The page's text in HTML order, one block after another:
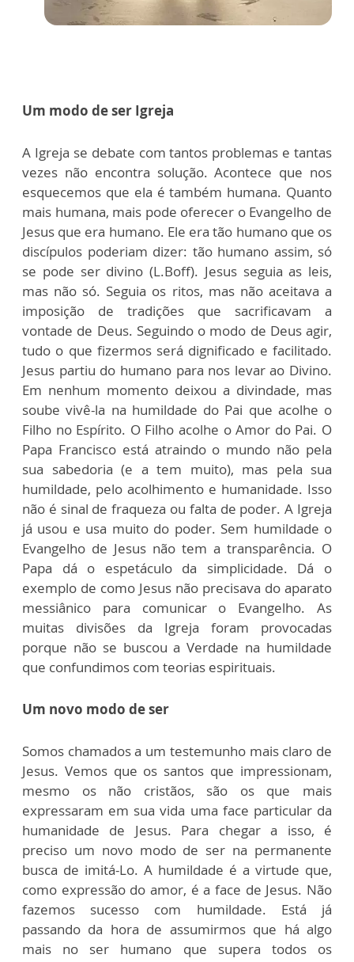
Um modo de ser Igreja
A Igreja se debate com tantos problemas e tantas
vezes não encontra solução. Acontece que nos
esquecemos que ela é também humana. Quanto
mais humana, mais pode oferecer o Evangelho de
Jesus que era humano. Ele era tão humano que os
discípulos poderiam dizer: tão humano assim, só
se pode ser divino (L.Boff). Jesus seguia as leis,
mas não só. Seguia os ritos, mas não aceitava a
imposição de tradições que sacrificavam a
vontade de Deus. Seguindo o modo de Deus agir,
tudo o que fizermos será dignificado e facilitado.
Jesus partiu do humano para nos levar ao Divino.
Em nenhum momento deixou a divindade, mas
soube vivê-la na humildade do Pai que acolhe o
Filho no Espírito. O Filho acolhe o Amor do Pai. O
Papa Francisco está atraindo o mundo não pela
sua sabedoria (e a tem muito), mas pela sua
humildade, pelo acolhimento e humanidade. Isso
não é sinal de fraqueza ou falta de poder. A Igreja
já usou e usa muito do poder. Sem humildade o
Evangelho de Jesus não tem a transparência. O
Papa dá o espetáculo da simplicidade. Dá o
exemplo de como Jesus não precisava do aparato
messiânico para comunicar o Evangelho. As
muitas divisões da Igreja foram provocadas
porque não se buscou a Verdade na humildade
que confundimos com teorias espirituais.
Um novo modo de ser
Somos chamados a um testemunho mais claro de
Jesus. Vemos que os santos que impressionam,
mesmo os não cristãos, são os que mais
expressaram em sua vida uma face particular da
humanidade de Jesus. Para chegar a isso, é
preciso um novo modo de ser na permanente
busca de imitá-Lo. A humildade é a virtude que,
como expressão do amor, é a face de Jesus. Não
fazemos sucesso com humildade. Está já
passando da hora de assumirmos que há algo
mais no ser humano que supera todos os